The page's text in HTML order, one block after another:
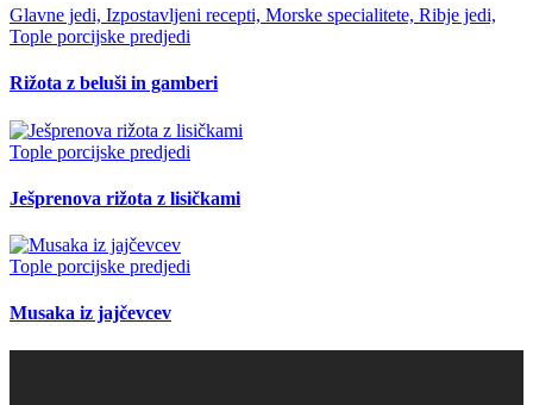
Glavne jedi, Izpostavljeni recepti, Morske specialitete, Ribje jedi,
Tople porcijske predjedi
Rižota z beluši in gamberi
Tople porcijske predjedi
Ješprenova rižota z lisičkami
Tople porcijske predjedi
Musaka iz jajčevcev